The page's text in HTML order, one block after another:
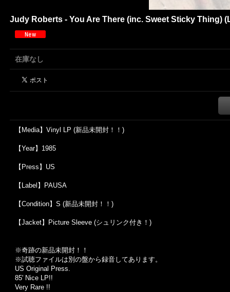
Judy Roberts - You Are There (inc. Sweet Sticky Thing)
在庫なし
【Media】Vinyl LP (新品未開封！！)
【Year】1985
【Press】US
【Label】PAUSA
【Condition】S (新品未開封！！)
【Jacket】Picture Sleeve (シュリンク付き！)
※奇跡の新品未開封！！
※試聴ファイルは別の盤から録音してあります。
US Original Press.
85' Nice LP!!
Very Rare !!